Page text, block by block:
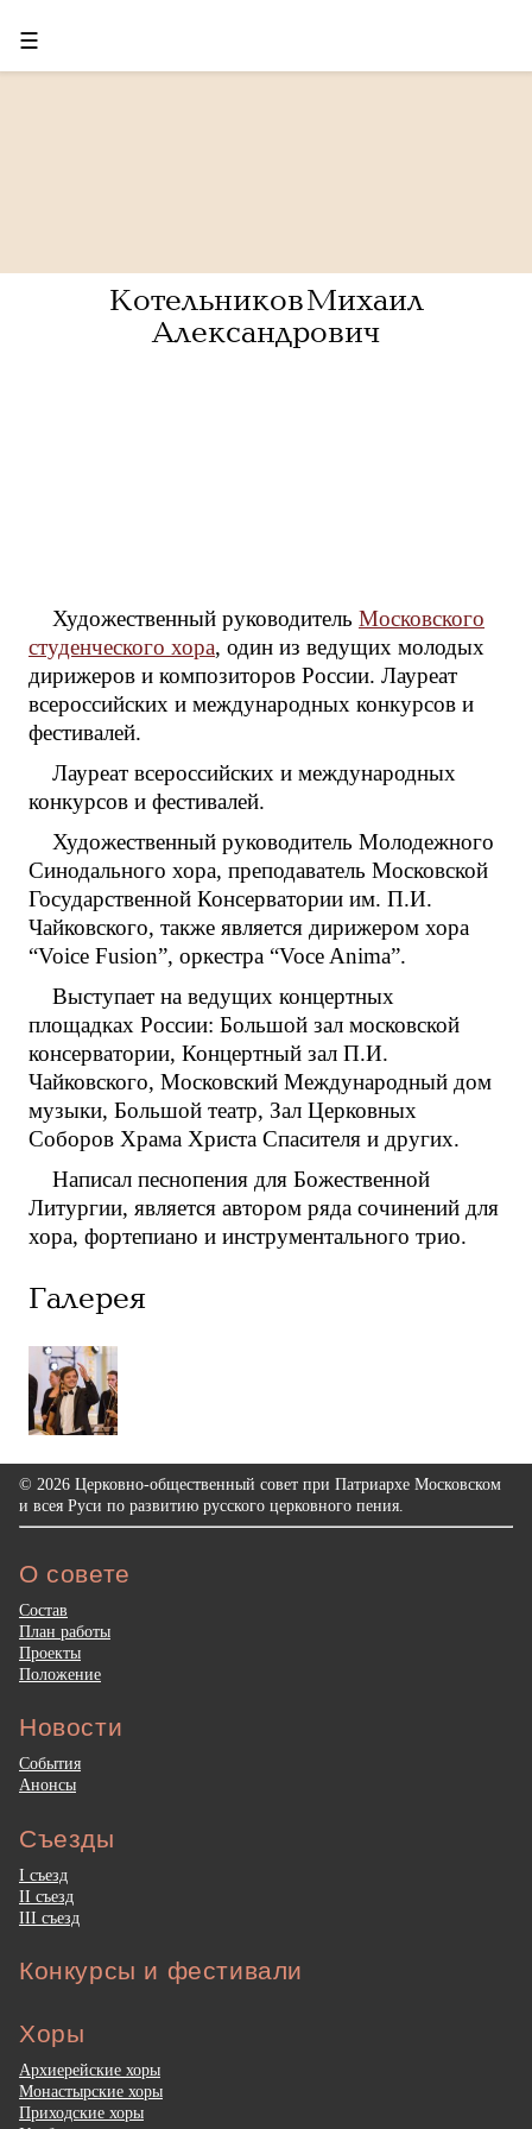
☰
Котельников Михаил
Александрович
Художественный руководитель Московского
студенческого хора, один из ведущих молодых
дирижеров и композиторов России. Лауреат
всероссийских и международных конкурсов и
фестивалей.
Лауреат всероссийских и международных
конкурсов и фестивалей.
Художественный руководитель Молодежного
Синодального хора, преподаватель Московской
Государственной Консерватории им. П.И.
Чайковского, также является дирижером хора
“Voice Fusion”, оркестра “Voce Anima”.
Выступает на ведущих концертных
площадках России: Большой зал московской
консерватории, Концертный зал П.И.
Чайковского, Московский Международный дом
музыки, Большой театр, Зал Церковных
Соборов Храма Христа Спасителя и других.
Написал песнопения для Божественной
Литургии, является автором ряда сочинений для
хора, фортепиано и инструментального трио.
Галерея
© 2026 Церковно-общественный совет при Патриархе Московском
и всея Руси по развитию русского церковного пения.
О совете
Состав
План работы
Проекты
Положение
Новости
События
Анонсы
Съезды
I съезд
II съезд
III съезд
Конкурсы и фестивали
Хоры
Архиерейские хоры
Монастырские хоры
Приходские хоры